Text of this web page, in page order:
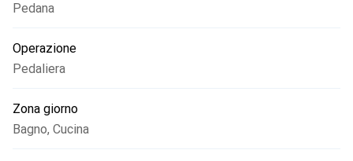
Pedana
Operazione
Pedaliera
Zona giorno
Bagno, Cucina